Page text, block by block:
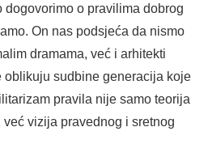
dogovorimo o pravilima dobrog
On nas podsjeća da nismo
dramama, već i arhitekti
oblikuju sudbine generacija koje
pravila nije samo teorija
vizija pravednog i sretnog